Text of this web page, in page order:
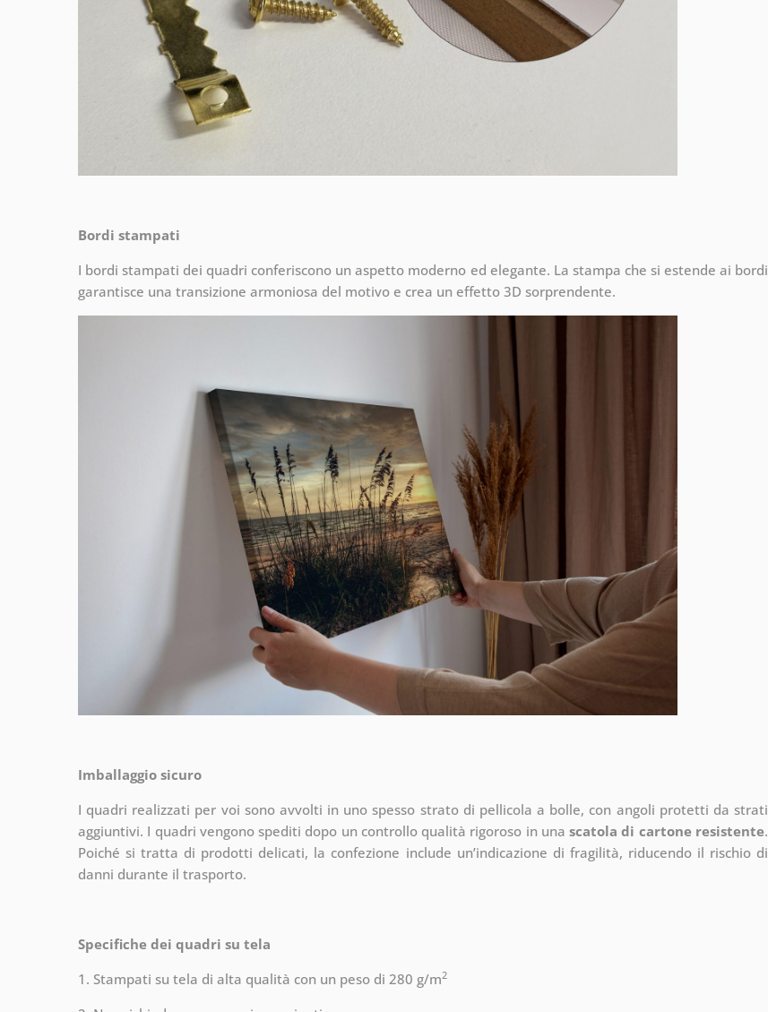
Bordi stampati
I bordi stampati dei quadri conferiscono un aspetto moderno ed elegante. La stampa che si estende ai bordi
garantisce una transizione armoniosa del motivo e crea un effetto 3D sorprendente.
Imballaggio sicuro
I quadri realizzati per voi sono avvolti in uno spesso strato di pellicola a bolle, con angoli protetti da strati
aggiuntivi. I quadri vengono spediti dopo un controllo qualità rigoroso in unascatola di cartone resistente.
Poiché si tratta di prodotti delicati, la confezione include un’indicazione di fragilità, riducendo il rischio di
danni durante il trasporto.
Specifiche dei quadri su tela
1. Stampati su tela di alta qualità con un peso di 280 g/m2